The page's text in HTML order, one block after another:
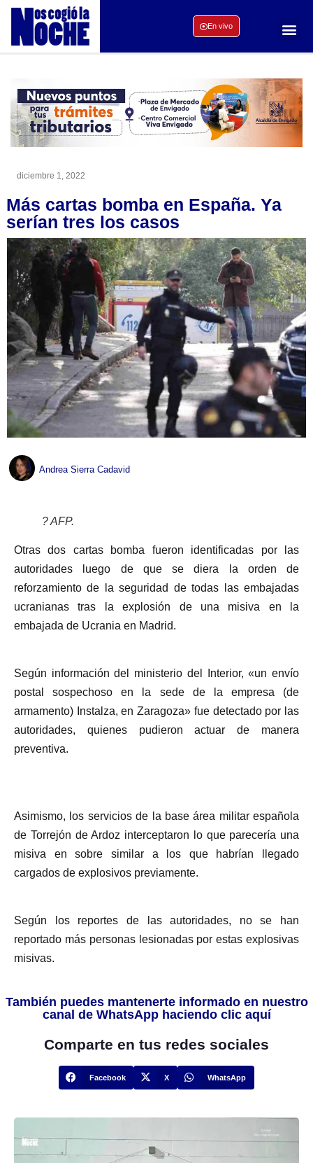
En vivo
diciembre 1, 2022
Más cartas bomba en España. Ya
serían tres los casos
Andrea Sierra Cadavid
? AFP.
Otras dos cartas bomba fueron identificadas por las
autoridades luego de que se diera la orden de
reforzamiento de la seguridad de todas las embajadas
ucranianas tras la explosión de una misiva en la
embajada de Ucrania en Madrid.
Según información del ministerio del Interior, «un envío
postal sospechoso en la sede de la empresa (de
armamento) Instalza, en Zaragoza» fue detectado por las
autoridades, quienes pudieron actuar de manera
preventiva.
Asimismo, los servicios de la base área militar española
de Torrejón de Ardoz interceptaron lo que parecería una
misiva en sobre similar a los que habrían llegado
cargados de explosivos previamente.
Según los reportes de las autoridades, no se han
reportado más personas lesionadas por estas explosivas
misivas.
También puedes mantenerte informado en nuestro
canal de WhatsApp haciendo clic aquí
Comparte en tus redes sociales
Facebook X WhatsApp